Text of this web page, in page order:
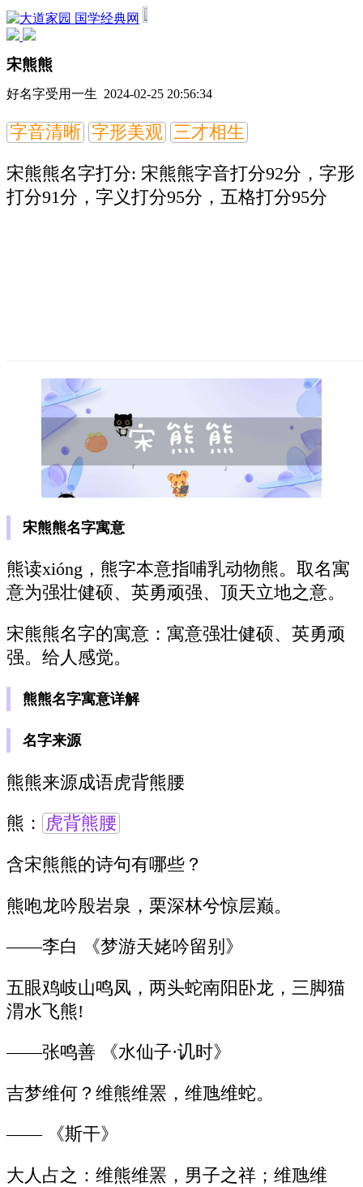
国学经典网
宋熊熊
好名字受用一生 2024-02-25 20:56:34
字音清晰 字形美观 三才相生
宋熊熊名字打分: 宋熊熊字音打分92分，字形
打分91分，字义打分95分，五格打分95分
宋熊熊名字寓意
熊读xióng，熊字本意指哺乳动物熊。取名寓
意为强壮健硕、英勇顽强、顶天立地之意。
宋熊熊名字的寓意：寓意强壮健硕、英勇顽
强。给人感觉。
熊熊名字寓意详解
名字来源
熊熊来源成语虎背熊腰
熊： 虎背熊腰
含宋熊熊的诗句有哪些？
熊咆龙吟殷岩泉，栗深林兮惊层巅。
——李白 《梦游天姥吟留别》
五眼鸡岐山鸣凤，两头蛇南阳卧龙，三脚猫
渭水飞熊!
——张鸣善 《水仙子·讥时》
吉梦维何？维熊维罴，维虺维蛇。
—— 《斯干》
大人占之：维熊维罴，男子之祥；维虺维